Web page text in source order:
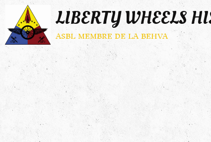
LIBERTY WHEELS
asbl membre de la behva